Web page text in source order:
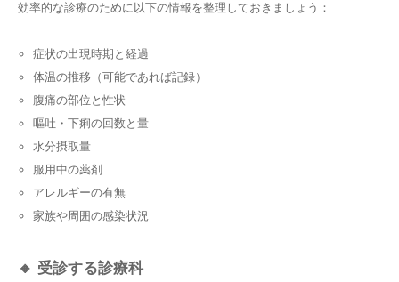
効率的な診療のために以下の情報を整理しておきましょう：
症状の出現時期と経過
体温の推移（可能であれば記録）
腹痛の部位と性状
嘔吐・下痢の回数と量
水分摂取量
服用中の薬剤
アレルギーの有無
家族や周囲の感染状況
🔸 受診する診療科